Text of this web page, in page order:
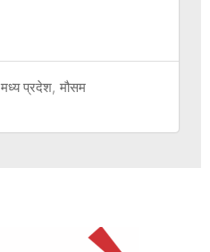
मध्य प्रदेश, मौसम